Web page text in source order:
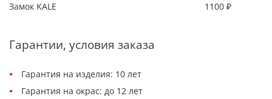
Замок KALE
1100 ₽
Гарантии, условия заказа
Гарантия на изделия: 10 лет
Гарантия на окрас: до 12 лет